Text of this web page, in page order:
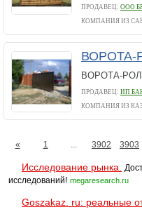
ПРОДАВЕЦ: ООО
КОМПАНИЯ ИЗ
ВОРОТА-
ПРОДАВЕЦ: ИП
КОМПАНИЯ ИЗ
« 1 ... 3902 3903
Исследование рынка.
исследований! megaresearch.ru
Goszakaz. ru: реальные